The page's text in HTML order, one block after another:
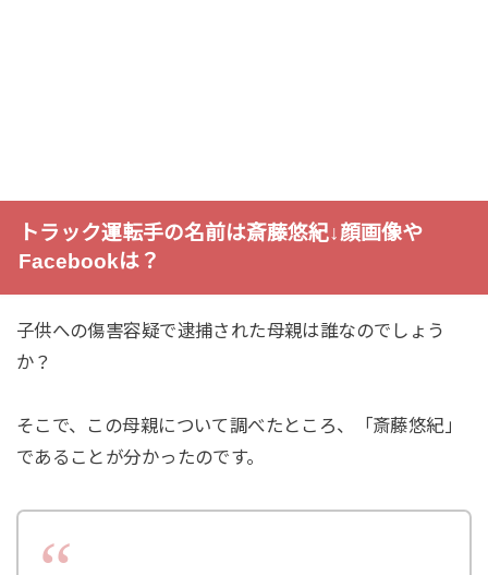
トラック運転手の名前は斎藤悠紀↓顔画像や
Facebookは？
子供への傷害容疑で逮捕された母親は誰なのでしょう
か？
そこで、この母親について調べたところ、「斎藤悠紀」
であることが分かったのです。